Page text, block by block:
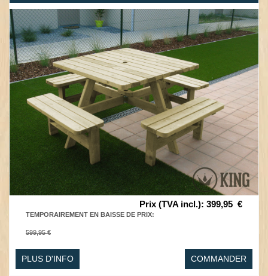
Prix (TVA incl.): 399,95 €
TEMPORAIREMENT EN BAISSE DE PRIX:
599,95 €
PLUS D'INFO COMMANDER